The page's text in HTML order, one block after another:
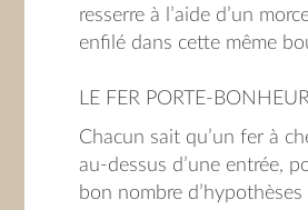
resserre à l’aide d’un
enfilé dans cette même
LE FER PORTE-
Chacun sait qu’un fer à
au-dessus d’une entrée,
bon nombre d’hypothèses